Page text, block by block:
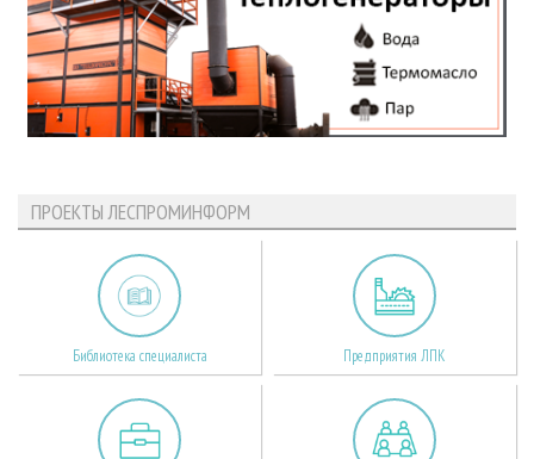
ПРОЕКТЫ ЛЕСПРОМИНФОРМ
Библиотека специалиста Предприятия ЛПК